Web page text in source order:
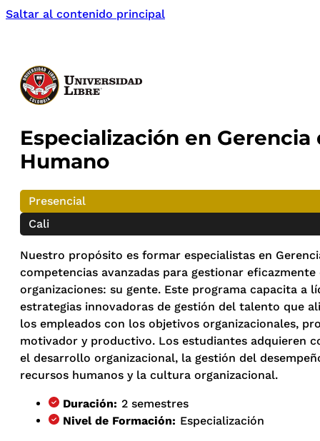
Saltar al contenido principal
Especialización en Gerencia
Humano
Presencial
Cali
Nuestro propósito es formar especialistas en
competencias avanzadas para gestionar
organizaciones: su gente. Este programa capacita a
estrategias innovadoras de gestión del talento que
los empleados con los objetivos organizacionales,
motivador y productivo. Los estudiantes adquieren
el desarrollo organizacional, la gestión del
recursos humanos y la cultura organizacional.
Duración: 2 semestres
Nivel de Formación: Especialización